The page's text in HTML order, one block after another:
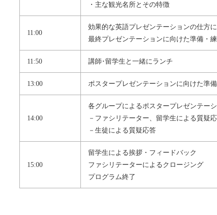
・主な観光名所とその特徴
11:00
効果的な英語プレゼンテーションの仕方
最終プレゼンテーションに向けた準備・
11:50 講師･留学生と一緒にランチ
13:00 ポスタープレゼンテーションに向けた準
14:00
各グループによるポスタープレゼンテー
－ファシリテーター、留学生による質疑
－生徒による質疑応答
15:00
留学生による挨拶・フィードバック
ファシリテーターによるクロージング
プログラム終了